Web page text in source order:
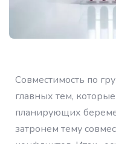
Совместимость по
главных тем,
планирующих
затронем тему